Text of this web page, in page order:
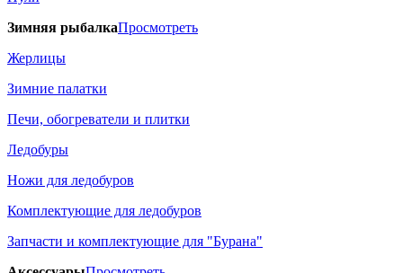
Зимняя рыбалкаПросмотреть
Жерлицы
Зимние палатки
Печи, обогреватели и плитки
Ледобуры
Ножи для ледобуров
Комплектующие для ледобуров
Запчасти и комплектующие для "Бурана"